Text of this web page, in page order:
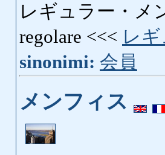
レギュラー・メ
regolare <<< レ
sinonimi: 会員
メンフィス